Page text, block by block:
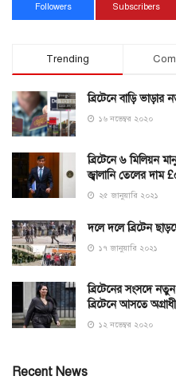
Followers Subscribers
Trending
ব্রিটেনে বাড়ি
১৬ নভেম্বর ২০২০
ব্রিটেনে ৬ মিলিয়ন
জ্বালানি তেলের দাম
২৫ জানুয়ারি ২০২১
দলে দলে ব্রিটেন
১৭ জানুয়ারি ২০২১
ব্রিটেনের সংসদে
ব্রিটেনে আসতে
১২ নভেম্বর ২০২০
Recent News